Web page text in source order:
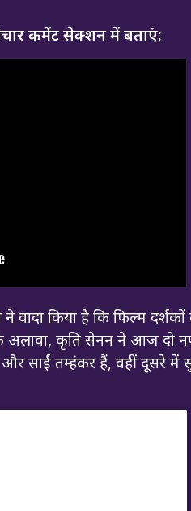
कमेंट सेक्शन में बताएं:
वादा किया है कि फिल्म
अलावा, कृति सेनन ने आज दो
साईं तम्हंकर हैं, वहीं दूसरे में